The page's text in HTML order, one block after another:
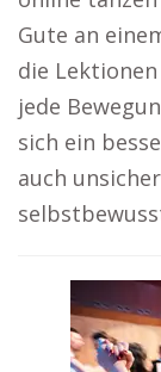
Gute an
die
jede
sich ein
auch